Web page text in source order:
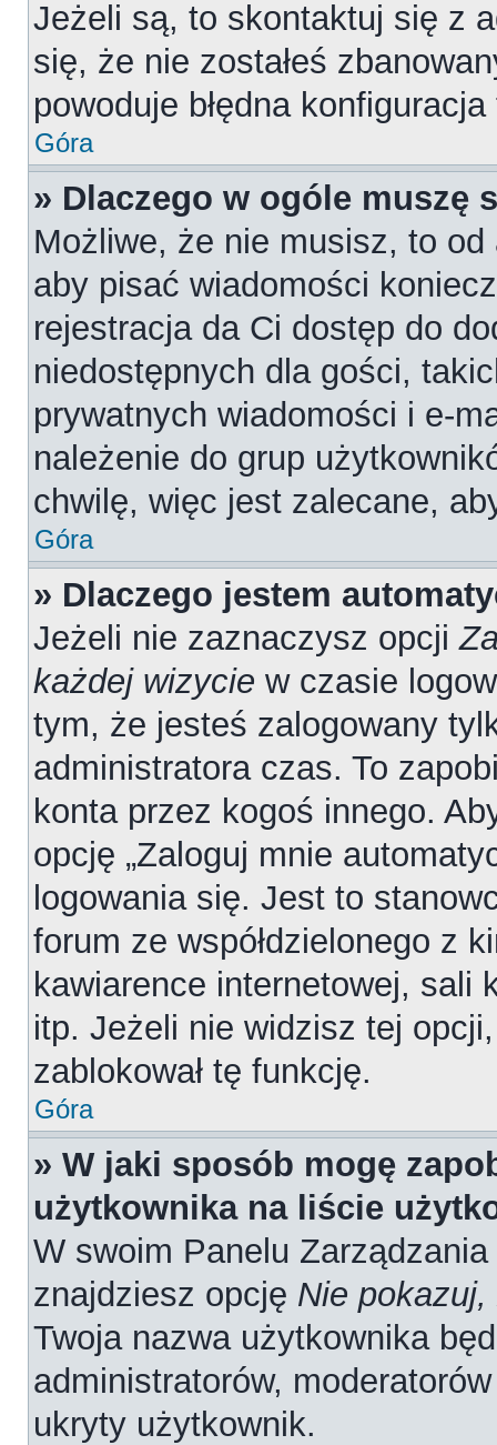
Jeżeli są, to skontaktuj się z
się, że nie zostałeś
powoduje błędna
Góra
» Dlaczego w ogóle muszę
Możliwe, że nie musisz, to
aby pisać wiadomości
rejestracja da Ci dostęp do
niedostępnych dla gości,
prywatnych wiadomości i e-
należenie do grup
chwilę, więc jest zalecane,
Góra
» Dlaczego jestem
Jeżeli nie zaznaczysz opcji
każdej wizycie w czasie
tym, że jesteś zalogowany
administratora czas. To
konta przez kogoś innego.
opcję „Zaloguj mnie
logowania się. Jest to
forum ze współdzielonego z
kawiarence internetowej, sali
itp. Jeżeli nie widzisz tej
zablokował tę funkcję.
Góra
» W jaki sposób mogę
użytkownika na liście
W swoim Panelu
znajdziesz opcję Nie
Twoja nazwa użytkownika
administratorów,
ukryty użytkownik.